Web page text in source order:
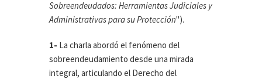
Sobreendeudados: Herramientas Judiciales y
Administrativas para su Protección").
1- La charla abordó el fenómeno del
sobreendeudamiento desde una mirada
integral, articulando el Derecho del